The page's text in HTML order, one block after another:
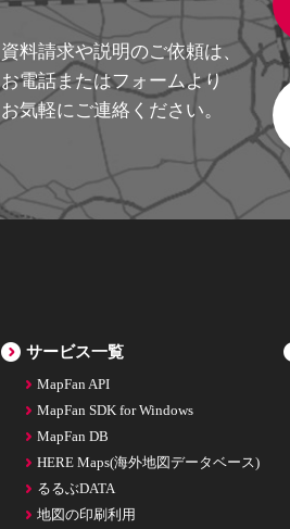
資料請求や説明のご依頼は、
お電話またはフォームより
お気軽にご連絡ください。
サービス一覧
MapFan API
MapFan SDK for Windows
MapFan DB
HERE Maps(海外地図データベース)
るるぶDATA
地図の印刷利用